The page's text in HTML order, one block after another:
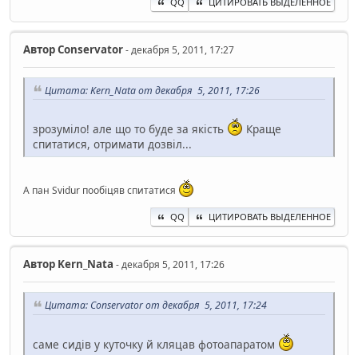
АвторConservator- декабря 5, 2011, 17:27
Цитата: Kern_Nata от декабря 5, 2011, 17:26
зрозуміло! але що то буде за якість
Краще
спитатися, отримати дозвіл...
А пан Svidur пообіцяв спитатися
QQ ЦИТИРОВАТЬ ВЫДЕЛЕННОЕ
Автор Kern_Nata - декабря 5, 2011, 17:26
Цитата: Conservator от декабря 5, 2011, 17:24
саме сидів у куточку й кляцав фотоапаратом